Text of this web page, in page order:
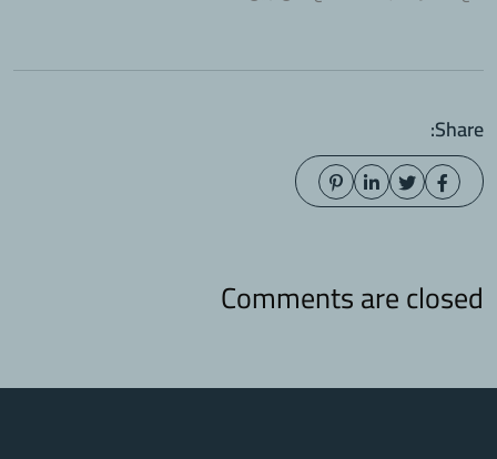
Share:
Comments are closed